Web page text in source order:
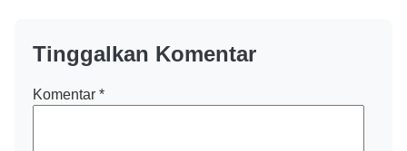
Tinggalkan Komentar
Komentar *